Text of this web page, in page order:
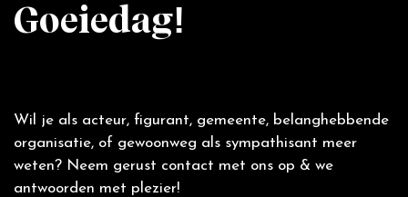
Goeiedag!
Wil je als acteur, figurant, gemeente, belanghebbende
organisatie, of gewoonweg als sympathisant meer
weten? Neem gerust contact met ons op & we
antwoorden met plezier!